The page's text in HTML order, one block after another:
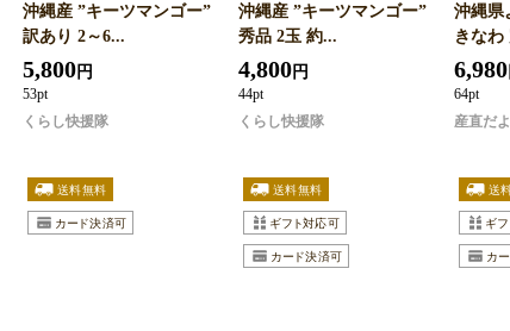
沖縄産 ”キーツマンゴー”
訳あり 2～6...
5,800円
53pt
くらし快援隊
沖縄産 ”キーツマンゴー”
秀品 2玉 約...
4,800円
44pt
くらし快援隊
沖縄県
きなわ
6,980
64pt
産直だ